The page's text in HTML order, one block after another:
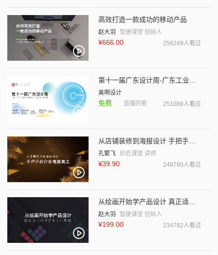
高效打造一款成功的移动产品
赵大羽 智捷课堂 创始人
¥666.00 256249人看过
美啊设计
免费 直播回看 251088人看过
孔繁飞 妙匠课堂 讲师
¥39.90 248760人看过
赵大羽 智捷课堂 创始人
¥199.00 234782人看过